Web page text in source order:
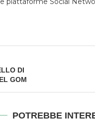
DI
GOM
POTREBBE